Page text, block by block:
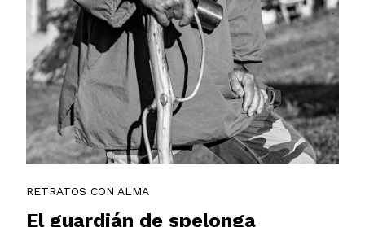
RETRATOS CON ALMA
El guardián de spelonga